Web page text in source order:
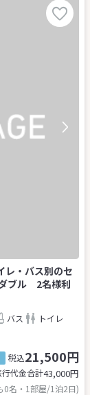
レ・バス別のセ
ブル 2名様利
バス
トイレ
税込21,500円
行代金合計43,000円
0名・1部屋/1泊2日)